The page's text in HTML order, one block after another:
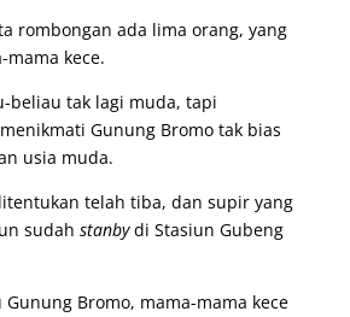
rombongan ada lima orang, yang
mama kece.
beliau tak lagi muda, tapi
Gunung Bromo tak bias
usia muda.
telah tiba, dan supir yang
sudah stanbydi Stasiun Gubeng
Bromo, mama-mama kece